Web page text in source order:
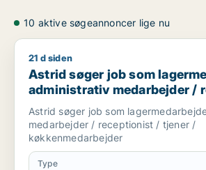
10 aktive søgeannoncer lige nu
Astrid søger job som
21 d siden
Astrid søger job som
administrativ medarbejder /
tjener / køkkenmedarbejder
Astrid søger job som
medarbejder / receptionist / tjener /
køkkenmedarbejder
Type